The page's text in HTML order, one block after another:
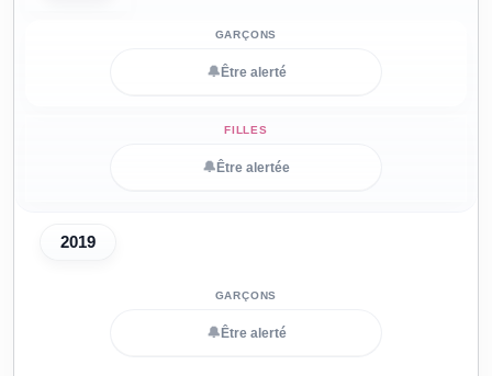
🔔 Être alerté
🔔 Être alertée
2019
🔔 Être alerté